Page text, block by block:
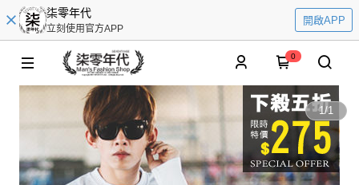
柒零年代
立刻使用官方APP
開啟APP
0
1/1